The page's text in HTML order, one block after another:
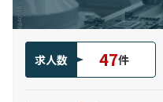
求人数 47件